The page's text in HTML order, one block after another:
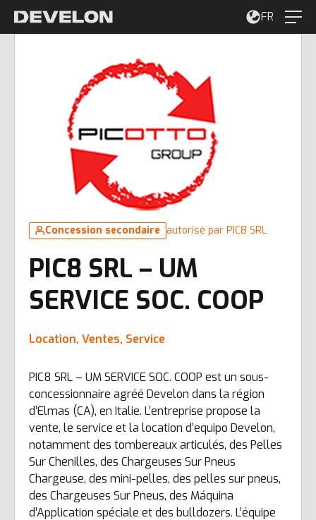
FR
Concession secondaire autorisé par PIC8 SRL
PIC8 SRL – UM
SERVICE SOC. COOP
Location, Ventes, Service
PIC8 SRL – UM SERVICE SOC. COOP est un sous-
concessionnaire agréé Develon dans la région
d’Elmas (CA), en Italie. L’entreprise propose la
vente, le service et la location d’equipo Develon,
notamment des tombereaux articulés, des Pelles
Sur Chenilles, des Chargeuses Sur Pneus
Chargeuse, des mini-pelles, des pelles sur pneus,
des Chargeuses Sur Pneus, des Máquina
d’Application spéciale et des bulldozers. L’équipe